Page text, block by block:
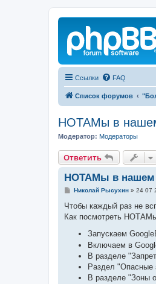
Ссылки FAQ
Список форумов
НОТАМы в
Модератор: Модераторы
Ответить
НОТАМы в нашем
С
о
щ
Николай Рысухин» 24 07
Чтобы каждый раз не
Как посмотреть
Запускаем
Включаем в
В разделе
Раздел "Опасные
В разделе "Зоны